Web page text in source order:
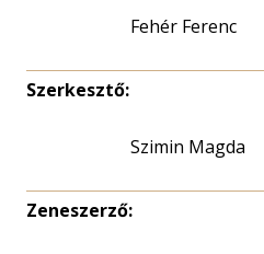
Fehér Ferenc
Szerkesztő:
Szimin Magda
Zeneszerző: